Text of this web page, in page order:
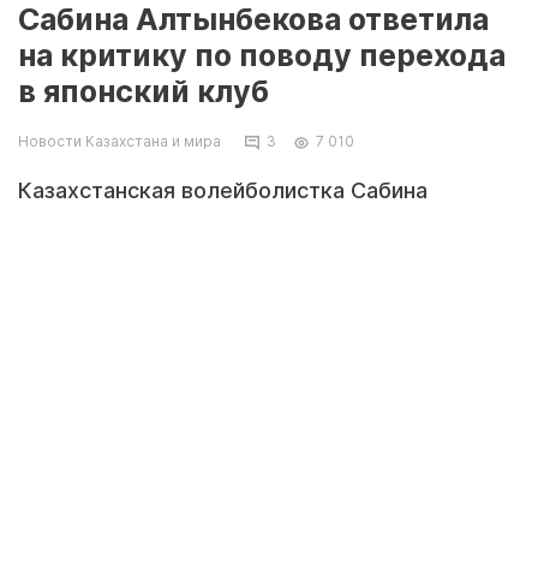
Сабина Алтынбекова ответила
на критику по поводу перехода
в японский клуб
Новости Казахстана и мира 3 7 010
Казахстанская волейболистка Сабина